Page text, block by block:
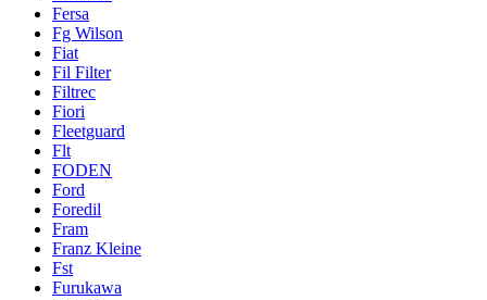
Fersa
Fg Wilson
Fiat
Fil Filter
Filtrec
Fiori
Fleetguard
Flt
FODEN
Ford
Foredil
Fram
Franz Kleine
Fst
Furukawa